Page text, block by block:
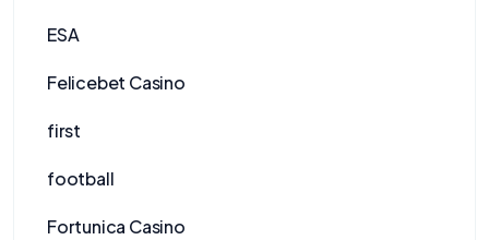
ESA
Felicebet Casino
first
football
Fortunica Casino